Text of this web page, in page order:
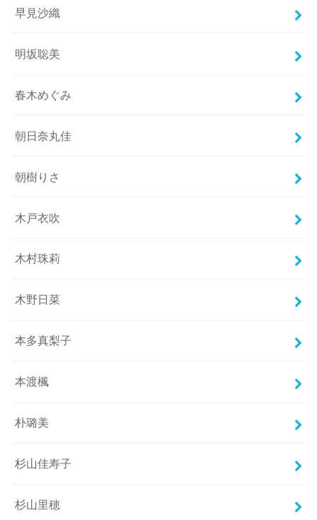
早見沙織
明坂聡美
春木めぐみ
朝日奈丸佳
朝樹りさ
木戸衣吹
木村珠莉
木野日菜
本多真梨子
本渡楓
朴璐美
杉山佳寿子
杉山里穂